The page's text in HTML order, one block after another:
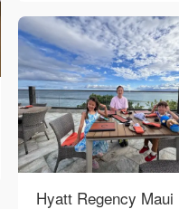
Hyatt Regency Maui